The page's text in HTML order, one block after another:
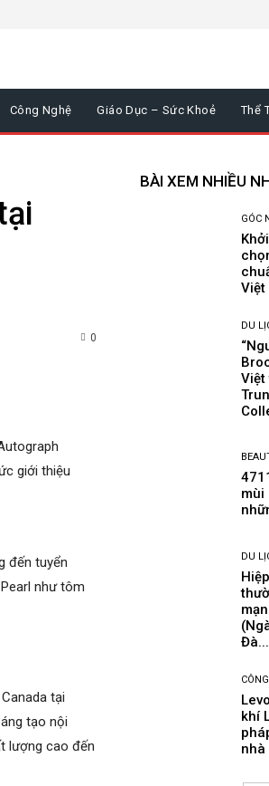
Công Nghệ Giáo Dục – Sức Khoẻ Thể
0
giới thiệu
đến tuyển
như tôm
tại
tạo nội
lượng cao đến
BÀI XEM NHIỀU
GÓC
Việt
DU
Việt
mùi
DU
Đà...
khí
nhà